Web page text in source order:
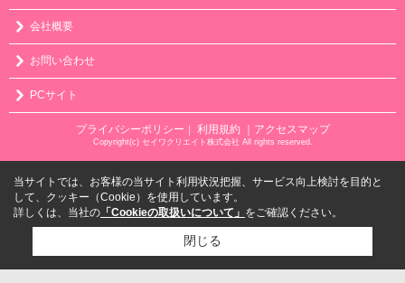
会社概要
お問い合わせ
PCサイト
プライバシーポリシー 利用規約 ｜アクセスマップ
Copyright(c) セイワクリエイト株式会社 All rights reserved.
当サイトでは、お客様の当サイト利用状況把握、サービス向上検討を目的と
して、クッキー（Cookie）を使用しています。
詳しくは、当社の 「Cookieの取扱いについて」 をご確認ください。
閉じる